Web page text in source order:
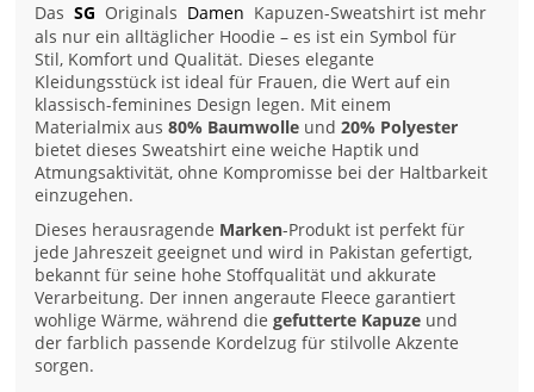
Das SG Originals Damen Kapuzen-Sweatshirt ist mehr
als nur ein alltäglicher Hoodie – es ist ein Symbol für
Stil, Komfort und Qualität. Dieses elegante
Kleidungsstück ist ideal für Frauen, die Wert auf ein
klassisch-feminines Design legen. Mit einem
Materialmix aus80% Baumwolle und20% Polyester
bietet dieses Sweatshirt eine weiche Haptik und
Atmungsaktivität, ohne Kompromisse bei der Haltbarkeit
einzugehen.
Dieses herausragende Marken-Produkt ist perfekt für
jede Jahreszeit geeignet und wird in Pakistan gefertigt,
bekannt für seine hohe Stoffqualität und akkurate
Verarbeitung. Der innen angeraute Fleece garantiert
wohlige Wärme, während diegefutterte Kapuze und
der farblich passende Kordelzug für stilvolle Akzente
sorgen.